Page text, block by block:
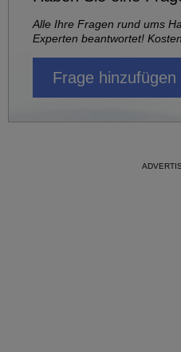
Alle Ihre Fragen rund ums
Experten beantwortet!
Frage hinzufügen